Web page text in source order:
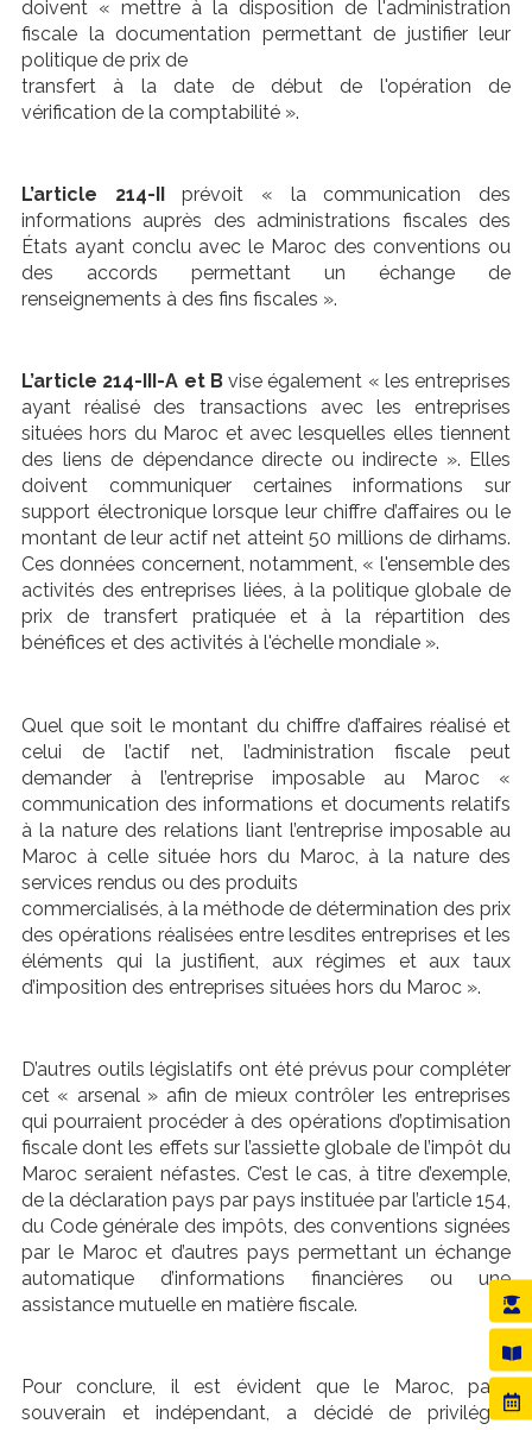
doivent « mettre à la disposition de l'administration
fiscale la documentation permettant de justifier leur
politique de prix de
transfert à la date de début de l'opération de
vérification de la comptabilité ».
L’article 214-IIprévoit « la communication des
informations auprès des administrations fiscales des
États ayant conclu avec le Maroc des conventions ou
des accords permettant un échange de
renseignements à des fins fiscales ».
L’article 214-III-A et Bvise également « les entreprises
ayant réalisé des transactions avec les entreprises
situées hors du Maroc et avec lesquelles elles tiennent
des liens de dépendance directe ou indirecte ». Elles
doivent communiquer certaines informations sur
support électronique lorsque leur chiffre d’affaires ou le
montant de leur actif net atteint 50 millions de dirhams.
Ces données concernent, notamment, « l'ensemble des
activités des entreprises liées, à la politique globale de
prix de transfert pratiquée et à la répartition des
bénéfices et des activités à l'échelle mondiale ».
Quel que soit le montant du chiffre d’affaires réalisé et
celui de l’actif net, l’administration fiscale peut
demander à l’entreprise imposable au Maroc «
communication des informations et documents relatifs
à la nature des relations liant l’entreprise imposable au
Maroc à celle située hors du Maroc, à la nature des
services rendus ou des produits
commercialisés, à la méthode de détermination des prix
des opérations réalisées entre lesdites entreprises et les
éléments qui la justifient, aux régimes et aux taux
d’imposition des entreprises situées hors du Maroc ».
D’autres outils législatifs ont été prévus pour compléter
cet « arsenal » afin de mieux contrôler les entreprises
qui pourraient procéder à des opérations d’optimisation
fiscale dont les effets sur l’assiette globale de l’impôt du
Maroc seraient néfastes. C’est le cas, à titre d’exemple,
de la déclaration pays par pays instituée par l’article 154,
du Code générale des impôts, des conventions signées
par le Maroc et d’autres pays permettant un échange
automatique d’informations financières ou une
assistance mutuelle en matière fiscale.
Pour conclure, il est évident que le Maroc, pays
souverain et indépendant, a décidé de privilégier